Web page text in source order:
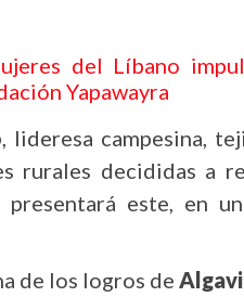
del Líbano
Yapawayra
, lideresa campesina,
rurales decididas a
presentará este, en
de los logros de